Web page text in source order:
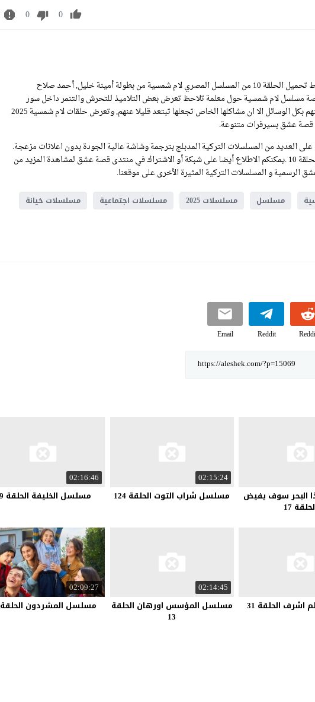
0
0
مشاهدة مسلسل لام شمسية الحلقة 10 كاملة رابط تحميل الحلقة 10 من المسلسل المصري لام شمسية من بطولة أمينة خليل, أحمد صلاح
مسلسل لام شمسية حول معلمة تلاحظ تعرض بعض التلاميذ للتحرش والتنمر داخل سور
المدرسة فتقرر التصدي لتلك الظاهر والدفاع عنهم بكل الوسائل الا ان مشاكلها الخاص تجعلها تبتعد قليلا عنهم, وتعرض حلقات لام شمسية 2025
العديد من المسلسلات التركية المدبلج بترجمة وشاشة عالية الجودة بدون اعلانات مزعجة.
في هذه الحلقة نعرض لكم مسلسل لام شمسية الحلقة 10 .يمكنكم الاطلاع أيضا على شبكة أو الاشتراك في منتدى قصة عشق لمشاهدة المزيد من
الرسمية و المسلسلات التركية المثيرة الأخرى على موقعنا.
مسلسل مسلسلات 2025 مسلسلات اجتماعية
مسلسلات خيانة
Reddit
Email
البحر سوف يفيض
17
02:15:24
مسلسل شراب التوت الحلقة 124
02:16:46
مسلسل الخليفة الحلقة 19
الحلقة 31
02:14:45
مسلسل المؤسس اورهان الحلقة
13
02:09:27
مسلسل المشردون الحلقة 47